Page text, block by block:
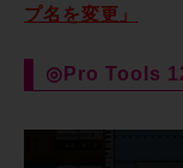
プ名を変更」
◎Pro Tools